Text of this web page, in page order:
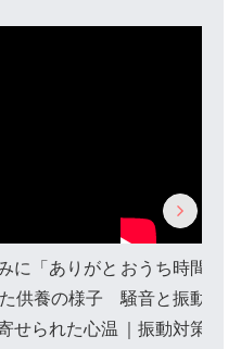
に「ありがと
供養の様子
せられた心温
おうち時間を
騒音と振動対
｜振動対策ユ